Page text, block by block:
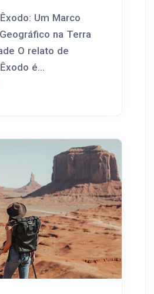
Um Marco
na Terra
O relato de
é...